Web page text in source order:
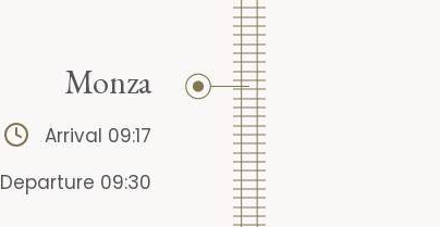
Monza
Arrival 09:17
Departure 09:30